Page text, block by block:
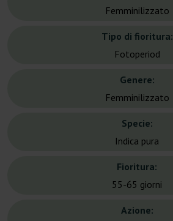
Femminilizzato
Tipo di fioritura:
Fotoperiod
Genere:
Femminilizzato
Specie:
Indica pura
Fioritura:
55-65 giorni
Azione: